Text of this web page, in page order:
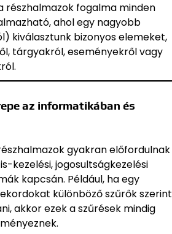
részhalmazok fogalma minden
ahol egy nagyobb
kiválasztunk bizonyos elemeket,
tárgyakról, eseményekről vagy
az informatikában és
gyakran előfordulnak
kezelési, jogosultságkezelési
kapcsán. Például, ha egy
különböző szűrők szerint
akkor ezek a szűrések mindig